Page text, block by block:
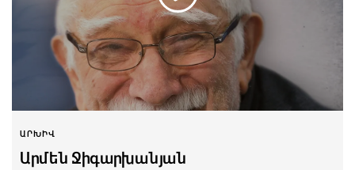
ԱՐԽԻՎ
Արմեն Ջիգարխանյան